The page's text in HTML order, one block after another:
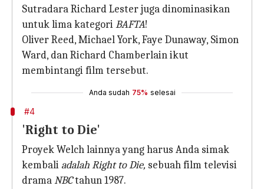
Sutradara Richard Lester juga dinominasikan
untuk lima kategoriBAFTA!
Oliver Reed, Michael York, Faye Dunaway, Simon
Ward, dan Richard Chamberlain ikut
membintangi film tersebut.
Anda sudah 75% selesai
#4
'Right to Die'
Proyek Welch lainnya yang harus Anda simak
kembali adalah Right to Die, sebuah film televisi
dramaNBCtahun 1987.